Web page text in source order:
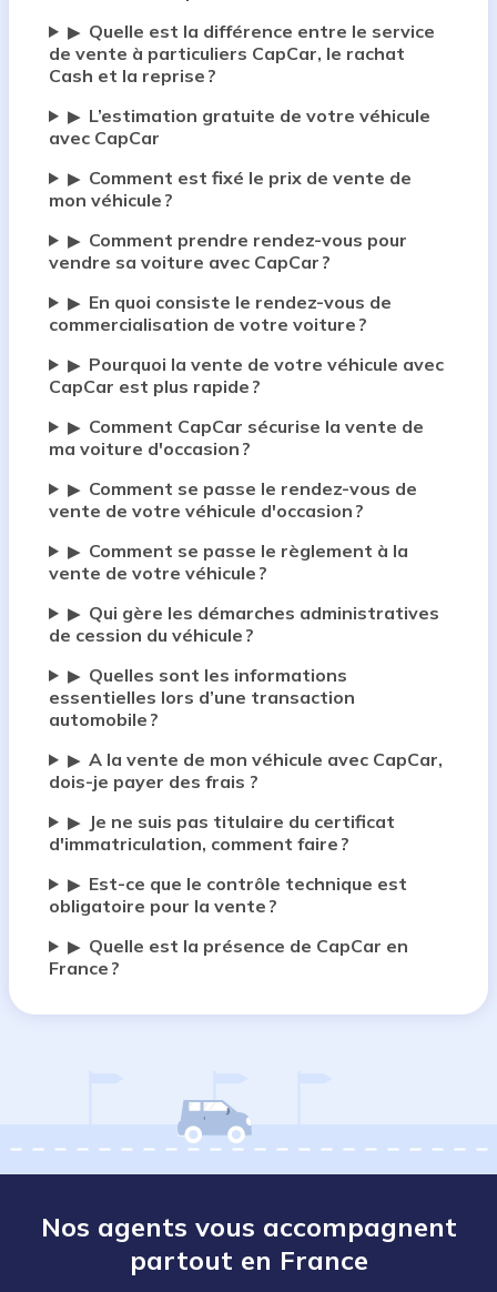
▶ Quelle est la différence entre le service
de vente à particuliers CapCar, le rachat
Cash et la reprise ?
▶ L’estimation gratuite de votre véhicule
avec CapCar
▶ Comment est fixé le prix de vente de
mon véhicule ?
▶ Comment prendre rendez-vous pour
vendre sa voiture avec CapCar ?
▶ En quoi consiste le rendez-vous de
commercialisation de votre voiture ?
▶ Pourquoi la vente de votre véhicule avec
CapCar est plus rapide ?
▶ Comment CapCar sécurise la vente de
ma voiture d'occasion ?
▶ Comment se passe le rendez-vous de
vente de votre véhicule d'occasion ?
▶ Comment se passe le règlement à la
vente de votre véhicule ?
▶ Qui gère les démarches administratives
de cession du véhicule ?
▶ Quelles sont les informations
essentielles lors d’une transaction
automobile ?
▶ A la vente de mon véhicule avec CapCar,
dois-je payer des frais ?
▶
Je ne suis pas titulaire du certificat
d'immatriculation, comment faire ?
▶ Est-ce que le contrôle technique est
obligatoire pour la vente ?
▶ Quelle est la présence de CapCar en
France ?
Nos agents vous accompagnent
partout en France